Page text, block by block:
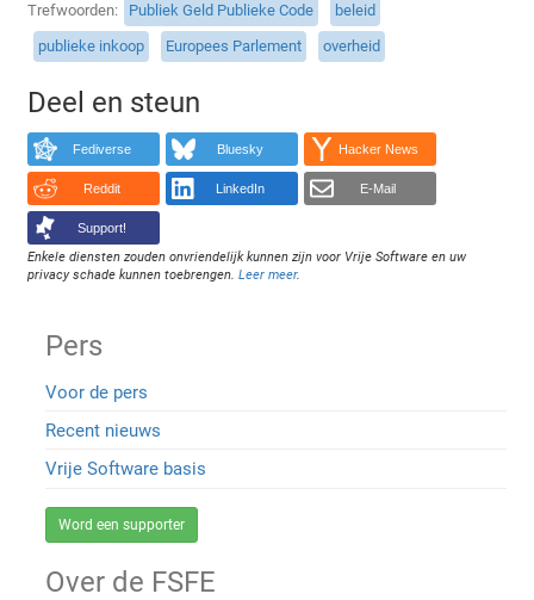
Trefwoorden Publiek Geld Publieke Code
beleid
publieke inkoop
Europees Parlement overheid
Deel en steun
Fediverse Bluesky Hacker News
Reddit LinkedIn E-Mail
Support!
Enkele diensten zouden onvriendelijk kunnen zijn voor Vrije Software en uw
privacy schade kunnen toebrengen.Leer meer.
Pers
Voor de pers
Recent nieuws
Vrije Software basis
Word een supporter
Over de FSFE